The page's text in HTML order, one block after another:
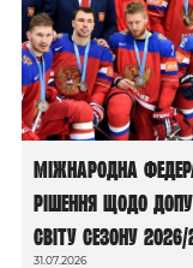
Міжнародна
рішення щодо
світу сезону 2026/
31.07.2026